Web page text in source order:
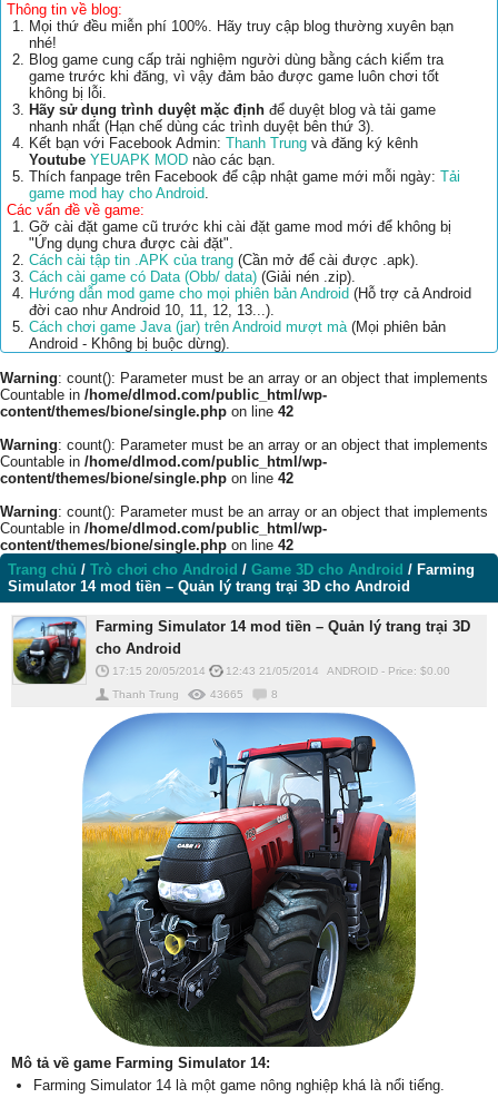
Thông tin về blog:
Mọi thứ đều miễn phí 100%. Hãy truy cập blog thường xuyên bạn
nhé!
Blog game cung cấp trải nghiệm người dùng bằng cách kiểm tra
game trước khi đăng, vì vậy đảm bảo được game luôn chơi tốt
không bị lỗi.
Hãy sử dụng trình duyệt mặc định để duyệt blog và tải game
nhanh nhất (Hạn chế dùng các trình duyệt bên thứ 3).
Kết bạn với Facebook Admin: Thanh Trung và đăng ký kênh
Youtube YEUAPK MOD nào các bạn.
Thích fanpage trên Facebook để cập nhật game mới mỗi ngày: Tải
game mod hay cho Android.
Các vấn đề về game:
Gỡ cài đặt game cũ trước khi cài đặt game mod mới để không bị
"Ứng dụng chưa được cài đặt".
Cách cài tập tin .APK của trang (Cần mở để cài được .apk).
Cách cài game có Data (Obb/ data) (Giải nén .zip).
Hướng dẫn mod game cho mọi phiên bản Android (Hỗ trợ cả Android
đời cao như Android 10, 11, 12, 13...).
Cách chơi game Java (jar) trên Android mượt mà(Mọi phiên bản
Android - Không bị buộc dừng).
Warning: count(): Parameter must be an array or an object that implements
Countable in /home/dlmod.com/public_html/wp-
content/themes/bione/single.php on line 42
Warning: count(): Parameter must be an array or an object that implements
Countable in /home/dlmod.com/public_html/wp-
content/themes/bione/single.php on line 42
Warning: count(): Parameter must be an array or an object that implements
Countable in /home/dlmod.com/public_html/wp-
content/themes/bione/single.php on line 42
Trang chủ / Trò chơi cho Android / Game 3D cho Android / Farming
Simulator 14 mod tiền – Quản lý trang trại 3D cho Android
Farming Simulator 14 mod tiền – Quản lý trang trại 3D
cho Android
17:15 20/05/2014 12:43 21/05/2014 ANDROID - Price: $0.00
Thanh Trung
43665 8
Mô tả về game Farming Simulator 14:
Farming Simulator 14 là một game nông nghiệp khá là nổi tiếng.